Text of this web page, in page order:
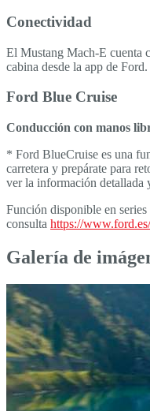
Conectividad
El Mustang Mach-E cuenta
cabina desde la app de Ford.
Ford Blue Cruise
Conducción con manos
* Ford BlueCruise es una
carretera y prepárate para
ver la información detallada
Función disponible en
consulta https://
Galería de